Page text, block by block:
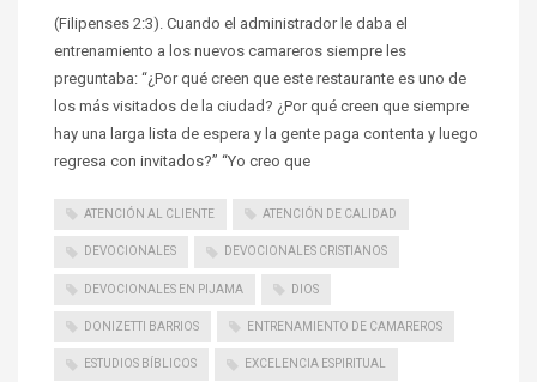
(Filipenses 2:3). Cuando el administrador le daba el
entrenamiento a los nuevos camareros siempre les
preguntaba: “¿Por qué creen que este restaurante es uno de
los más visitados de la ciudad? ¿Por qué creen que siempre
hay una larga lista de espera y la gente paga contenta y luego
regresa con invitados?” “Yo creo que
ATENCIÓN AL CLIENTE ATENCIÓN DE CALIDAD
DEVOCIONALES DEVOCIONALES CRISTIANOS
DEVOCIONALES EN PIJAMA DIOS
DONIZETTI BARRIOS ENTRENAMIENTO DE CAMAREROS
ESTUDIOS BÍBLICOS EXCELENCIA ESPIRITUAL